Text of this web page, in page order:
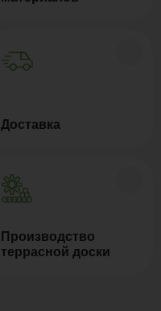
Доставка
Производство
террасной доски